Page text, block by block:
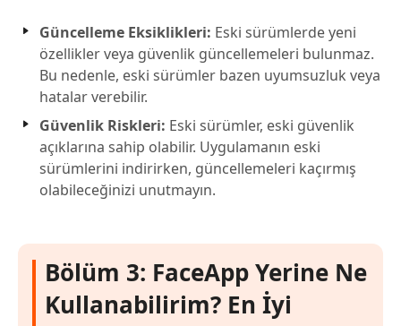
Güncelleme Eksiklikleri: Eski sürümlerde yeni
özellikler veya güvenlik güncellemeleri bulunmaz.
Bu nedenle, eski sürümler bazen uyumsuzluk veya
hatalar verebilir.
Güvenlik Riskleri: Eski sürümler, eski güvenlik
açıklarına sahip olabilir. Uygulamanın eski
sürümlerini indirirken, güncellemeleri kaçırmış
olabileceğinizi unutmayın.
Bölüm 3: FaceApp Yerine Ne
Kullanabilirim? En İyi